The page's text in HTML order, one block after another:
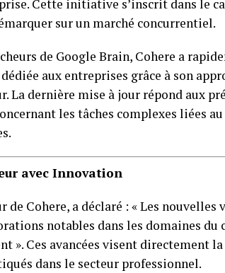
Cette initiative s’inscrit dans le
sur un marché concurrentiel.
de Google Brain, Cohere a
aux entreprises grâce à son
La dernière mise à jour répond aux
les tâches complexes liées au
avec Innovation
de Cohere, a déclaré : « Les nouvelles
notables dans les domaines du
». Ces avancées visent directement
dans le secteur professionnel.